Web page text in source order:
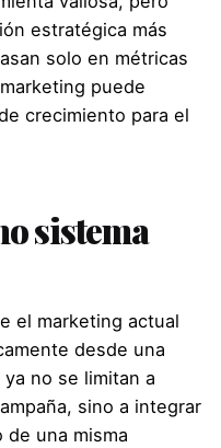
estratégica más
solo en métricas
puede
crecimiento para el
sistema
el marketing actual
desde una
no se limitan a
sino a integrar
una misma